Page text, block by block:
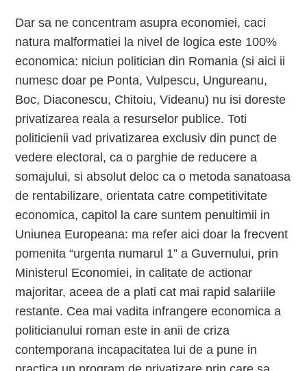
Dar sa ne concentram asupra economiei, caci
natura malformatiei la nivel de logica este 100%
economica: niciun politician din Romania (si aici ii
numesc doar pe Ponta, Vulpescu, Ungureanu,
Boc, Diaconescu, Chitoiu, Videanu) nu isi doreste
privatizarea reala a resurselor publice. Toti
politicienii vad privatizarea exclusiv din punct de
vedere electoral, ca o parghie de reducere a
somajului, si absolut deloc ca o metoda sanatoasa
de rentabilizare, orientata catre competitivitate
economica, capitol la care suntem penultimii in
Uniunea Europeana: ma refer aici doar la frecvent
pomenita “urgenta numarul 1” a Guvernului, prin
Ministerul Economiei, in calitate de actionar
majoritar, aceea de a plati cat mai rapid salariile
restante. Cea mai vadita infrangere economica a
politicianului roman este in anii de criza
contemporana incapacitatea lui de a pune in